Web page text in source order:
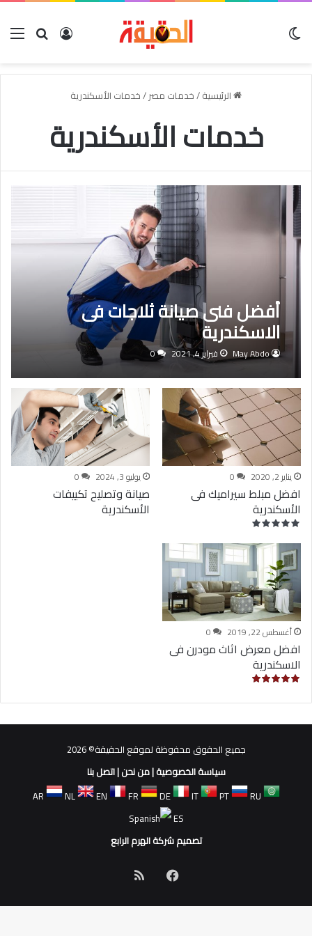
بحث عنتسجيل
الرئيسية/خدمات مصر/خدمات الأسكندرية
خدمات الأسكندرية
أفضل فنى صيانة ثلاجات فى
الاسكندرية
May Abdo فبراير 4, 2021 0
يناير 2, 2020 0
افضل مبلط سيراميك فى
الأسكندرية
يوليو 3, 2024 0
صيانة وتصليح تكييفات
الأسكندرية
أغسطس 22, 2019 0
افضل معرض اثاث مودرن فى
الاسكندرية
جميع الحقوق محفوظة لموقع الحقيقة© 2026
سياسة الخصوصية|من نحن|اتصل بنا
AR
NL EN FR DE IT PT
RU
ES
تصميم شركة الهرم الرابع
فيسبوك
الموقع